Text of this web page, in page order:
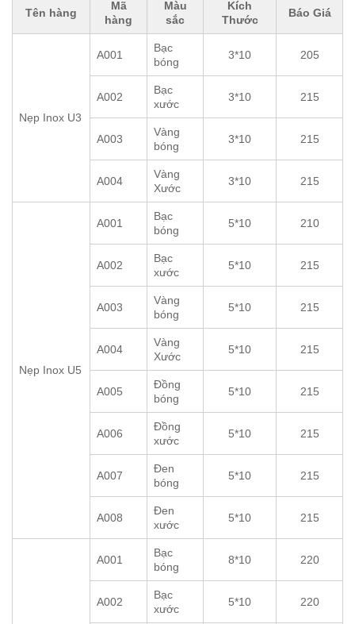
Tên hàng
Mã
hàng
Màu
sắc
Kích
Thước
Báo Giá
Nẹp Inox U3
A001
Bạc
bóng
3*10 205
A002
Bạc
xước
3*10 215
A003
Vàng
bóng
3*10 215
A004
Vàng
Xước
3*10 215
Nẹp Inox U5
A001
Bạc
bóng
5*10 210
A002
Bạc
xước
5*10 215
A003
Vàng
bóng
5*10 215
A004
Vàng
Xước
5*10 215
A005
Đồng
bóng
5*10 215
A006
Đồng
xước
5*10 215
A007
Đen
bóng
5*10 215
A008
Đen
xước
5*10 215
A001
Bạc
bóng
8*10 220
A002
Bạc
xước
5*10 220